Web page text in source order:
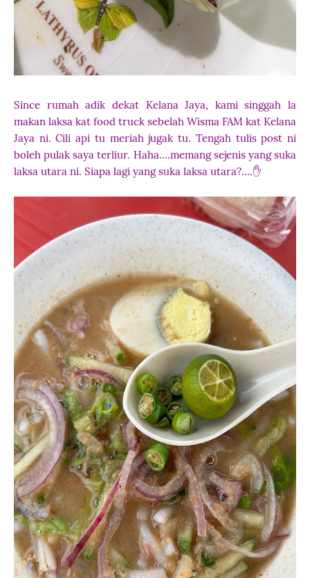
Since rumah adik dekat Kelana Jaya, kami singgah la
makan laksa kat food truck sebelah Wisma FAM kat Kelana
Jaya ni. Cili api tu meriah jugak tu. Tengah tulis post ni
boleh pulak saya terliur. Haha....memang sejenis yang suka
laksa utara ni. Siapa lagi yang suka laksa utara?....✋